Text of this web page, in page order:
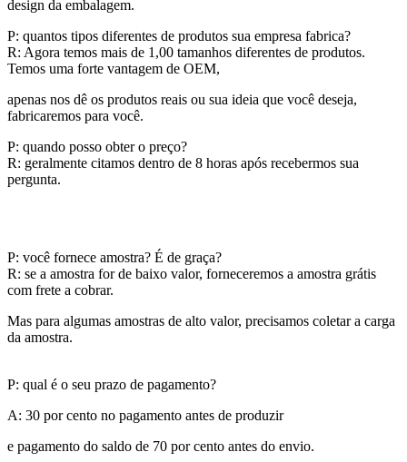
design da embalagem.
P: quantos tipos diferentes de produtos sua empresa fabrica?
R: Agora temos mais de 1,00 tamanhos diferentes de produtos.
Temos uma forte vantagem de OEM,
apenas nos dê os produtos reais ou sua ideia que você deseja,
fabricaremos para você.
P: quando posso obter o preço?
R: geralmente citamos dentro de 8 horas após recebermos sua
pergunta.
P: você fornece amostra? É de graça?
R: se a amostra for de baixo valor, forneceremos a amostra grátis
com frete a cobrar.
Mas para algumas amostras de alto valor, precisamos coletar a carga
da amostra.
P: qual é o seu prazo de pagamento?
A: 30 por cento no pagamento antes de produzir
e pagamento do saldo de 70 por cento antes do envio.